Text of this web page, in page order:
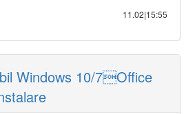
11.02|15:55
Windows 10/7Office